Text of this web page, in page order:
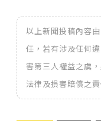
以上新聞投稿內容
任，若有涉及任何
害第三人權益之虞
法律及損害賠償之